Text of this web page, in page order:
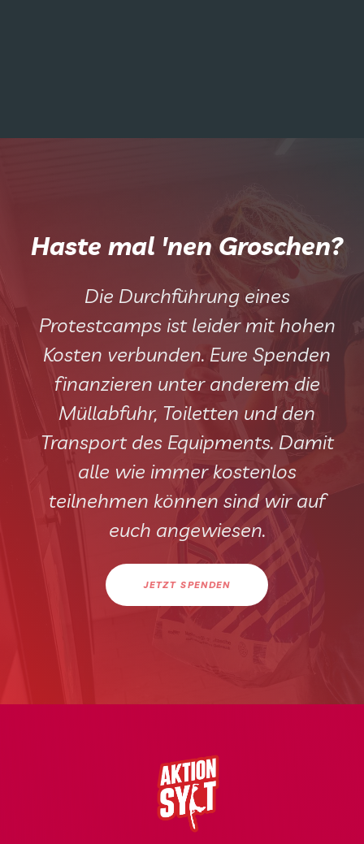
Haste mal 'nen Groschen?
Die Durchführung eines
Protestcamps ist leider mit hohen
Kosten verbunden. Eure Spenden
finanzieren unter anderem die
Müllabfuhr, Toiletten und den
Transport des Equipments. Damit
alle wie immer kostenlos
teilnehmen können sind wir auf
euch angewiesen.
JETZT SPENDEN